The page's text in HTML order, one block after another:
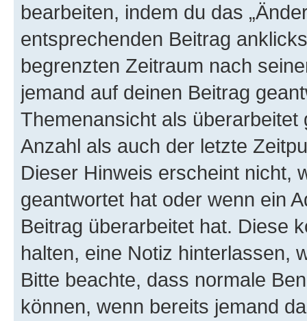
bearbeiten, indem du das
entsprechenden Beitrag
begrenzten Zeitraum nach
jemand auf deinen Beitrag
Themenansicht als
Anzahl als auch der letzte
Dieser Hinweis erscheint nicht,
geantwortet hat oder wenn ein
Beitrag überarbeitet hat. Diese
halten, eine Notiz hinterlassen,
Bitte beachte, dass normale
können, wenn bereits jemand